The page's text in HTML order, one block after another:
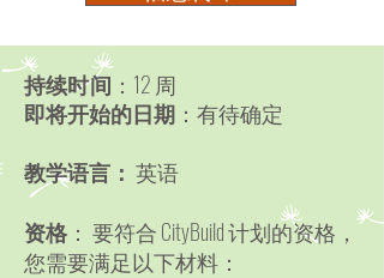
持续时间 ：12 周
即将开始的日期 ：有待确定
教学语言： 英语
资格： 要符合 CityBuild 计划的资格，
您需要满足以下材料：